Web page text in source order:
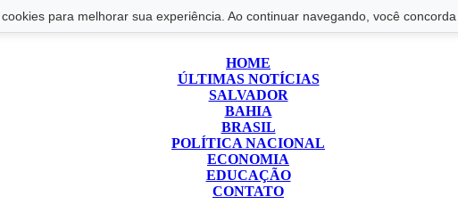
para melhorar sua experiência. Ao continuar navegando, você
HOME
ÚLTIMAS NOTÍCIAS
SALVADOR
BAHIA
BRASIL
POLÍTICA NACIONAL
ECONOMIA
EDUCAÇÃO
CONTATO